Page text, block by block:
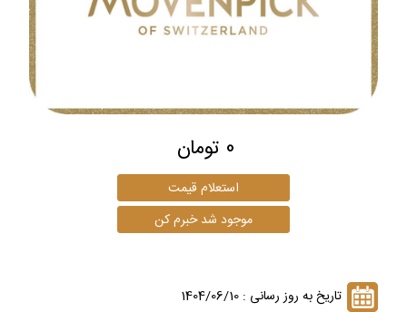
0 تومان
تاریخ به روز رسانی : 1404/06/10